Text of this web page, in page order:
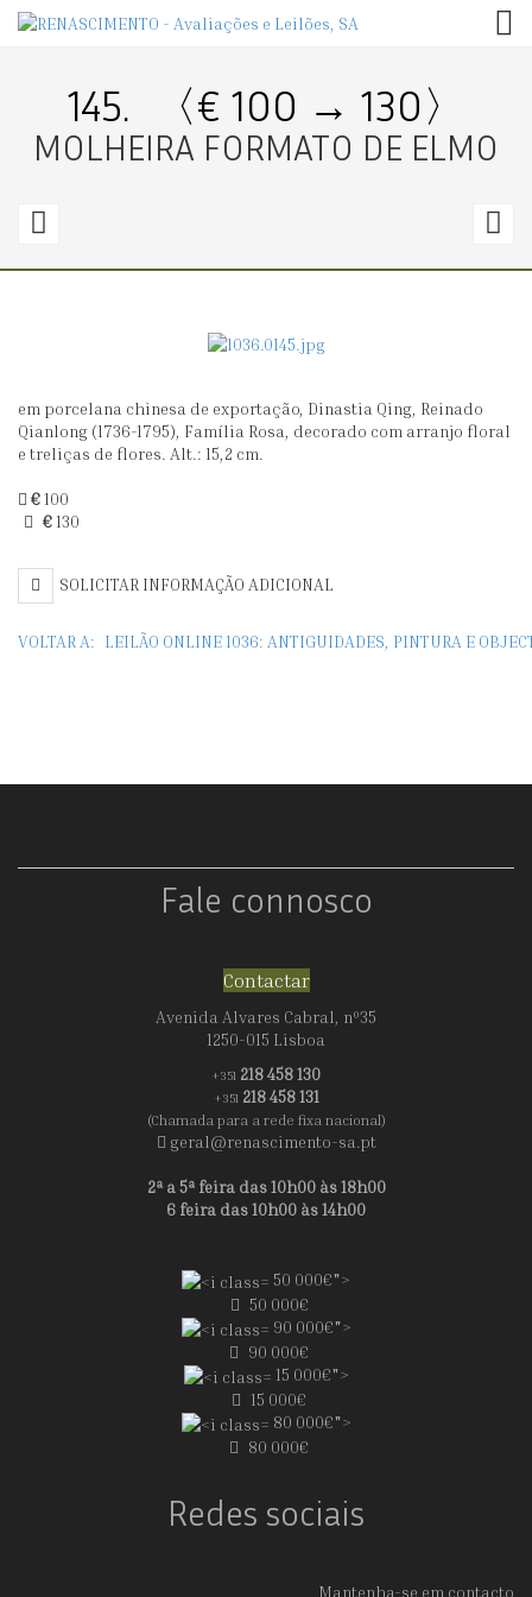
145. 〈€ 100 → 130〉
MOLHEIRA FORMATO DE ELMO
〈€
PAR
DE
PRATINHOS
RECORTADOS
em porcelana chinesa de exportação, Dinastia Qing, Reinado
Qianlong (1736-1795), Família Rosa, decorado com arranjo floral
e treliças de flores. Alt.: 15,2 cm.
€100
€130
SOLICITAR INFORMAÇÃO ADICIONAL
VOLTAR A: LEILÃO ONLINE 1036: ANTIGUIDADES, PINTURA E
Fale connosco
Contactar
Avenida Alvares Cabral, nº35
1250-015 Lisboa
+351 218 458 130
+351 218 458 131
(Chamada para a rede fixa nacional)
geral@renascimento-sa.pt
2ª a 5ª feira das 10h00 às 18h00
6 feira das 10h00 às 14h00
50 000€">
50 000€
90 000€">
90 000€
15 000€">
15 000€
80 000€">
80 000€
Redes sociais
Mantenha-se em contacto